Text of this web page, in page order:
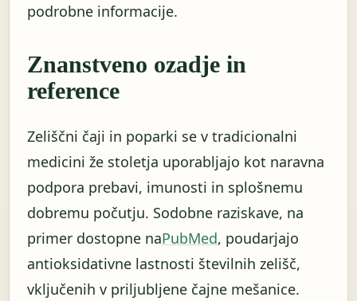
podrobne informacije.
Znanstveno ozadje in
reference
Zeliščni čaji in poparki se v tradicionalni
medicini že stoletja uporabljajo kot naravna
podpora prebavi, imunosti in splošnemu
dobremu počutju. Sodobne raziskave, na
primer dostopne naPubMed, poudarjajo
antioksidativne lastnosti številnih zelišč,
vključenih v priljubljene čajne mešanice.